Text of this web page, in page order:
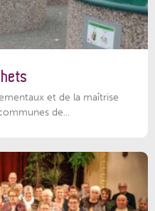
et de la maîtrise
de...